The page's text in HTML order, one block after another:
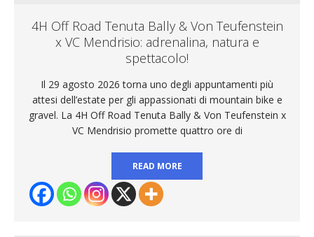
4H Off Road Tenuta Bally & Von Teufenstein
x VC Mendrisio: adrenalina, natura e
spettacolo!
Il 29 agosto 2026 torna uno degli appuntamenti più
attesi dell’estate per gli appassionati di mountain bike e
gravel. La 4H Off Road Tenuta Bally & Von Teufenstein x
VC Mendrisio promette quattro ore di
READ MORE